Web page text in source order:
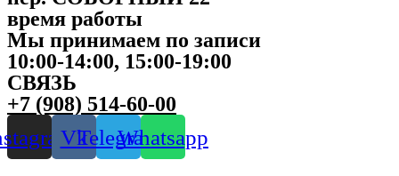
время работы
Мы принимаем по записи
10:00-14:00, 15:00-19:00
СВЯЗЬ
+7 (908) 514-60-00
VkTelegramWhatsapp